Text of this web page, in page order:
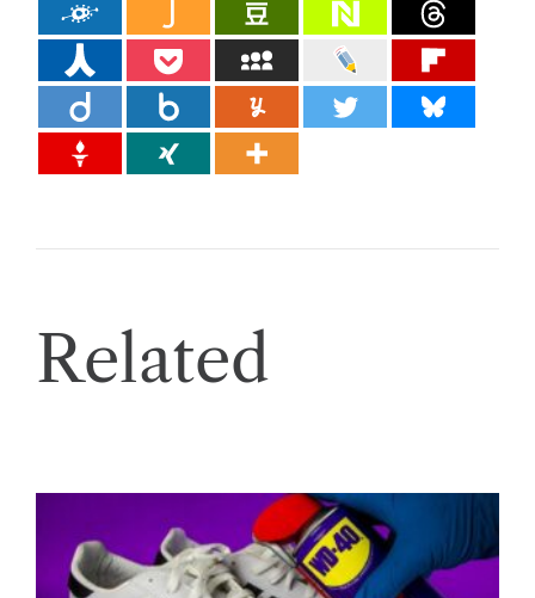
Related